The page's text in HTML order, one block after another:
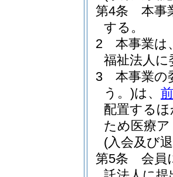
第4条
本事
する。
2
本事業は
福祉法人
3
本事業の
う。)は、
配置する
ため医療
(入会及び
第5条
会員